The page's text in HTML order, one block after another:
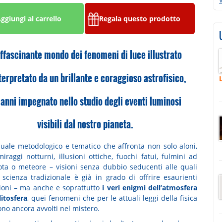
al carrello Regala questo prodotto
mondo dei fenomeni di luce illustrato
da un brillante e coraggioso astrofisico,
impegnato nello studio degli eventi luminosi
visibili dal nostro pianeta.
metodologico e tematico che affronta non solo aloni,
notturni, illusioni ottiche, fuochi fatui, fulmini ad
o meteore – visioni senza dubbio seducenti alle quali
tradizionale è già in grado di offrire esaurienti
– ma anche e soprattutto i veri enigmi dell’atmosfera
, quei fenomeni che per le attuali leggi della fisica
ancora avvolti nel mistero.